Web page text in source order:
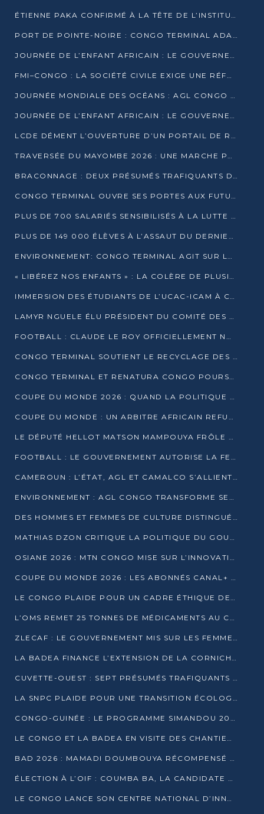
ÉTIENNE PAKA CONFIRMÉ À LA TÊTE DE L’INSTITUT GÉOGRAPHIQUE NATIONAL
PORT DE POINTE-NOIRE : CONGO TERMINAL ADAPTE SON DRAGAGE AUX SABLES BITUMINEUX
JOURNÉE DE L’ENFANT AFRICAIN : LE GOUVERNEMENT RÉAFFIRME SON ENGAGEMENT POUR L’ACCÈS À L’EAU ET À L’ASSAINISSEMENT
FMI–CONGO : LA SOCIÉTÉ CIVILE EXIGE UNE RÉFORME DE LA FISCALITÉ PÉTROLIÈRE
JOURNÉE MONDIALE DES OCÉANS : AGL CONGO MOBILISE SES COLLABORATEURS POUR LA PRÉSERVATION DE LA BIODIVERSITÉ MARINE
JOURNÉE DE L’ENFANT AFRICAIN : LE GOUVERNEMENT MOBILISÉ POUR L’HYGIÈNE DANS LES ORPHELINATS
LCDE DÉMENT L’OUVERTURE D’UN PORTAIL DE RECRUTEMENT ET APPELLE À LA VIGILANCE
TRAVERSÉE DU MAYOMBE 2026 : UNE MARCHE POUR SENSIBILISER ET DÉPISTER AU DIABÈTE
BRACONNAGE : DEUX PRÉSUMÉS TRAFIQUANTS D’HIPPOPOTAME ÉCROUÉS À BRAZZAVILLE
CONGO TERMINAL OUVRE SES PORTES AUX FUTURS INGÉNIEURS DE L’UCAC-ICAM
PLUS DE 700 SALARIÉS SENSIBILISÉS À LA LUTTE CONTRE LA TUBERCULOSE À CONGO TERMINAL
PLUS DE 149 000 ÉLÈVES À L’ASSAUT DU DERNIER CEPE
ENVIRONNEMENT: CONGO TERMINAL AGIT SUR LE TERRAIN ET FORME LES PLUS JEUNES
« LIBÉREZ NOS ENFANTS » : LA COLÈRE DE PLUSIEURS MÈRES À BRAZZAVILLE CONTRE LA DGSP
IMMERSION DES ÉTUDIANTS DE L’UCAC-ICAM À CONGO TERMINAL
LAMYR NGUELE ÉLU PRÉSIDENT DU COMITÉ DES MEMBRES D’HONNEUR DU PCT
FOOTBALL : CLAUDE LE ROY OFFICIELLEMENT NOMMÉ SÉLECTIONNEUR DU CONGO
CONGO TERMINAL SOUTIENT LE RECYCLAGE DES DÉCHETS PLASTIQUES À POINTE-NOIRE
CONGO TERMINAL ET RENATURA CONGO POURSUIVENT LEUR COMBAT POUR LA BIODIVERSITÉ
COUPE DU MONDE 2026 : QUAND LA POLITIQUE MENACE L’UNIVERSALITÉ DU FOOTBALL
COUPE DU MONDE : UN ARBITRE AFRICAIN REFUSÉ À L’ENTRÉE DES ÉTATS-UNIS
LE DÉPUTÉ HELLOT MATSON MAMPOUYA FRÔLE LA MORT LORS D’UNE EMBUSCADE DZNS LE POOL
FOOTBALL : LE GOUVERNEMENT AUTORISE LA FECOFOOT À OCCUPER LES COMPLEXES SPORTIFS
CAMEROUN : L’ÉTAT, AGL ET CAMALCO S’ALLIENT POUR UN MÉGA-PROJET FERROVIAIRE
ENVIRONNEMENT : AGL CONGO TRANSFORME SES DÉCHETS EN OUTILS DE FORMATION
DES HOMMES ET FEMMES DE CULTURE DISTINGUÉS POUR LEUR ENGAGEMENT PAR BANTOU CULTURE
MATHIAS DZON CRITIQUE LA POLITIQUE DU GOUVERNEMENT ET ALERTE SUR LA DETTE DU CONGO
OSIANE 2026 : MTN CONGO MISE SUR L’INNOVATION POUR RELEVER LES DÉFIS AFRICAINS
COUPE DU MONDE 2026 : LES ABONNÉS CANAL+ AU CONGO DÉÇUS À QUELQUES JOURS DU COUP D’ENVOI
LE CONGO PLAIDE POUR UN CADRE ÉTHIQUE DE L’INTELLIGENCE ARTIFICIELLE À DAKAR
L’OMS REMET 25 TONNES DE MÉDICAMENTS AU CONGO POUR RENFORCER LA RIPOSTE AUX ÉPIDÉMIES
ZLECAF : LE GOUVERNEMENT MIS SUR LES FEMMES ENTREPRENEURES
LA BADEA FINANCE L’EXTENSION DE LA CORNICHE SUD DE BRAZZAVILLE
CUVETTE-OUEST : SEPT PRÉSUMÉS TRAFIQUANTS DE FAUNE INTERPELLÉS À EWO ET KELLÉ
LA SNPC PLAIDE POUR UNE TRANSITION ÉCOLOGIQUE PROGRESSIVE
CONGO-GUINÉE : LE PROGRAMME SIMANDOU 2040 AU CŒUR DES ÉCHANGES À LA BAD
LE CONGO ET LA BADEA EN VISITE DES CHANTIERS
BAD 2026 : MAMADI DOUMBOUYA RÉCOMPENSÉ PAR LE TROPHÉE BABACAR NDIAYE À BRAZZAVILLE
ÉLECTION À L’OIF : COUMBA BA, LA CANDIDATE DISCRÈTE QUI BOUSCULE LE JEU DIPLOMATIQUE
LE CONGO LANCE SON CENTRE NATIONAL D’INNOVATION